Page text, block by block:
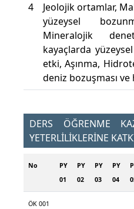
4
Jeolojik ortamlar,
yüzeysel
Mineralojik
kayaçlarda
etki, Aşınma,
deniz bozuşması
DERS ÖĞRENME
YETERLİLİKLERİNE
No
PY
01
PY
02
PY
03
PY
04
ÖK 001